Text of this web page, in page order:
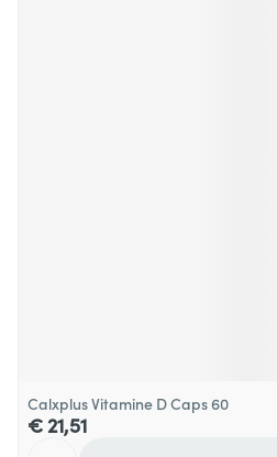
Calxplus Vitamine D Caps 60
€ 21,51